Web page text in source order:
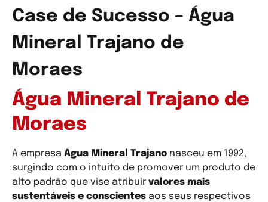
Case de Sucesso – Água
Mineral Trajano de
Moraes
Água Mineral Trajano de
Moraes
A empresa Água Mineral Trajano nasceu em 1992,
surgindo com o intuito de promover um produto de
alto padrão que vise atribuir valores mais
sustentáveis e conscientes aos seus respectivos